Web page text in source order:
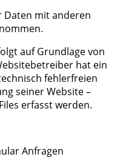
Daten mit anderen
auf Grundlage von
hat ein
fehlerfreien
seiner Website –
erfasst werden.
Anfragen